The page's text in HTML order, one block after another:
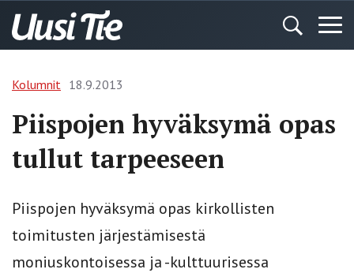
Kolumnit 18.9.2013
Piispojen hyväksymä opas
tullut tarpeeseen
Piispojen hyväksymä opas kirkollisten
toimitusten järjestämisestä
moniuskontoisessa ja -kulttuurisessa